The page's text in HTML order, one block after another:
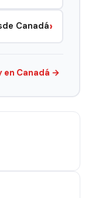
Canadá›
en Canadá →